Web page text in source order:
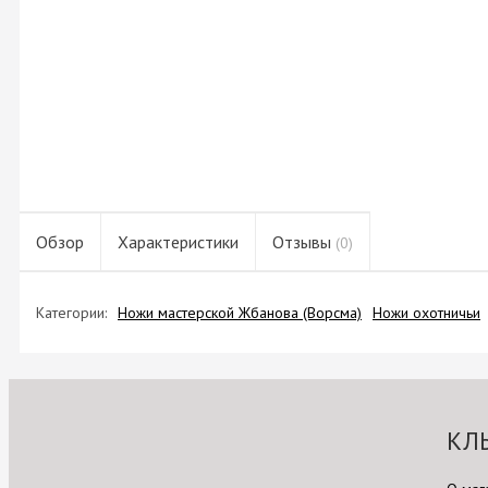
Обзор Характеристики Отзывы (0)
Категории: Ножи мастерской Жбанова (Ворсма) Ножи охотничьи